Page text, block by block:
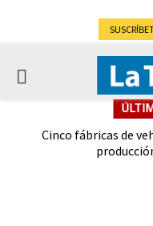
PRIMARY
Cinco fábricas de